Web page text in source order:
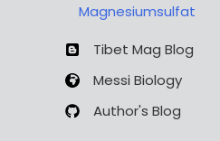
Magnesiumsulfat
Tibet Mag Blog
Messi Biology
Author's Blog